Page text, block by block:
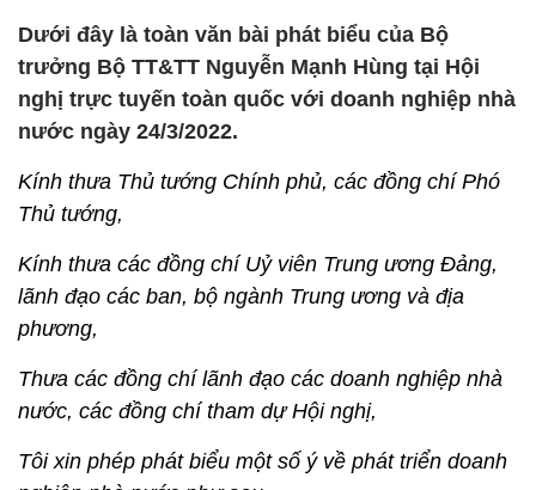
Dưới đây là toàn văn bài phát biểu của Bộ
trưởng Bộ TT&TT Nguyễn Mạnh Hùng tại Hội
nghị trực tuyến toàn quốc với doanh nghiệp nhà
nước ngày 24/3/2022.
Kính thưa Thủ tướng Chính phủ, các đồng chí Phó
Thủ tướng,
Kính thưa các đồng chí Uỷ viên Trung ương Đảng,
lãnh đạo các ban, bộ ngành Trung ương và địa
phương,
Thưa các đồng chí lãnh đạo các doanh nghiệp nhà
nước, các đồng chí tham dự Hội nghị,
Tôi xin phép phát biểu một số ý về phát triển doanh